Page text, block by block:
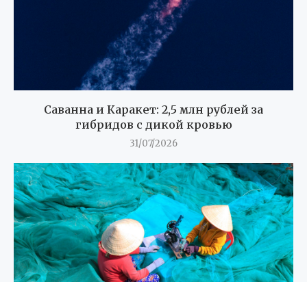
Саванна и Каракет: 2,5 млн рублей за
гибридов с дикой кровью
31/07/2026